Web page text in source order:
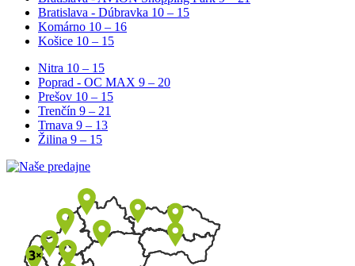
Bratislava - Dúbravka 10 – 15
Komárno 10 – 16
Košice 10 – 15
Nitra 10 – 15
Poprad - OC MAX 9 – 20
Prešov 10 – 15
Trenčín 9 – 21
Trnava 9 – 13
Žilina 9 – 15